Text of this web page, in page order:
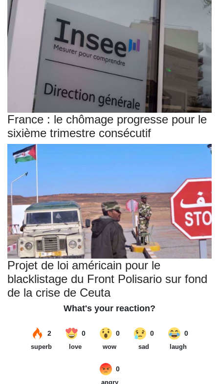
France : le chômage progresse pour le
sixième trimestre consécutif
Projet de loi américain pour le
blacklistage du Front Polisario sur fond
de la crise de Ceuta